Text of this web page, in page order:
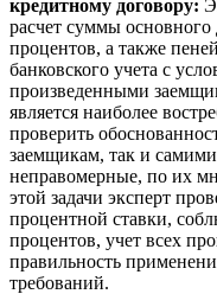
кредитному договору:
расчет суммы
процентов, а также
банковского учета с
произведенными
является наиболее
проверить
заемщикам, так и
неправомерные, по их
этой задачи эксперт
процентной ставки,
процентов, учет всех
правильность
требований.